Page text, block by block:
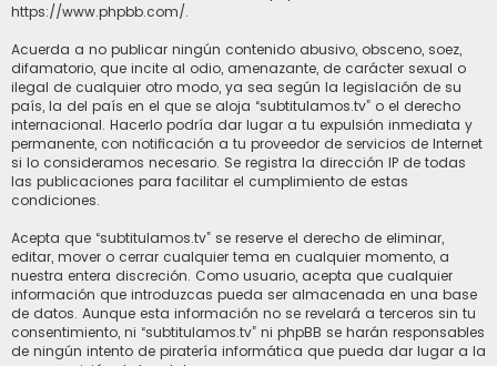
https://www.phpbb.com/.
Acuerda a no publicar ningún contenido abusivo, obsceno, soez,
difamatorio, que incite al odio, amenazante, de carácter sexual o
ilegal de cualquier otro modo, ya sea según la legislación de su
país, la del país en el que se aloja “subtitulamos.tv” o el derecho
internacional. Hacerlo podría dar lugar a tu expulsión inmediata y
permanente, con notificación a tu proveedor de servicios de Internet
si lo consideramos necesario. Se registra la dirección IP de todas
las publicaciones para facilitar el cumplimiento de estas
condiciones.
Acepta que “subtitulamos.tv” se reserve el derecho de eliminar,
editar, mover o cerrar cualquier tema en cualquier momento, a
nuestra entera discreción. Como usuario, acepta que cualquier
información que introduzcas pueda ser almacenada en una base
de datos. Aunque esta información no se revelará a terceros sin tu
consentimiento, ni “subtitulamos.tv” ni phpBB se harán responsables
de ningún intento de piratería informática que pueda dar lugar a la